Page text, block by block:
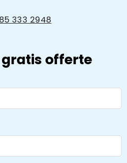
333 2948
offerte